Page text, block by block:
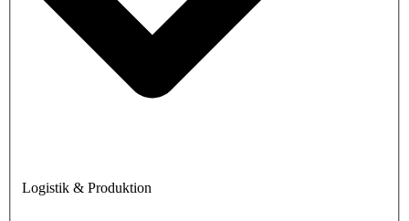
Logistik & Produktion